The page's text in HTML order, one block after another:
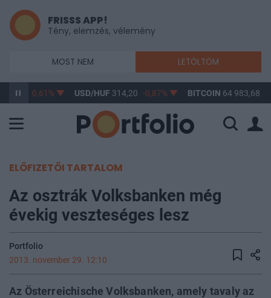
FRISSS APP!
Tény, elemzés, vélemény
MOST NEM LETÖLTÖM
-0,61% USD/HUF314,20 -0,87% BITCOIN64 983,68
ELŐFIZETŐI TARTALOM
Az osztrák Volksbanken még
évekig veszteséges lesz
Portfolio
2013. november 29. 12:10
Az Österreichische Volksbanken, amely tavaly az